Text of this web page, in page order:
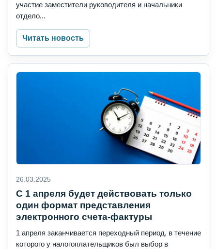
участие заместители руководителя и начальники
отдело...
Читать новость
26.03.2025
С 1 апреля будет действовать только
один формат представления
электронного счета-фактуры
1 апреля заканчивается переходный период, в течение
которого у налогоплательщиков был выбор в